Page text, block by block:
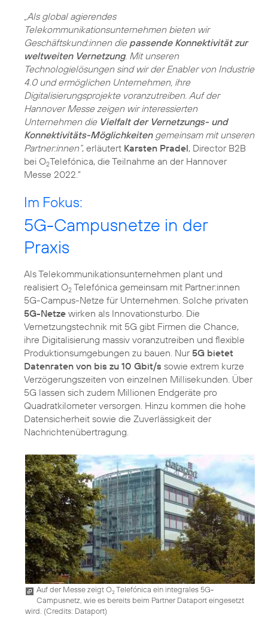
„Als global agierendes
Telekommunikationsunternehmen bieten wir
Geschäftskund:innen die passende Konnektivität zur
weltweiten Vernetzung. Mit unseren
Technologielösungen sind wir der Enabler von Industrie
4.0 und ermöglichen Unternehmen, ihre
Digitalisierungsprojekte voranzutreiben. Auf der
Hannover Messe zeigen wir interessierten
Unternehmen die Vielfalt der Vernetzungs- und
Konnektivitäts-Möglichkeitengemeinsam mit unseren
Partner:innen“, erläutert Karsten Pradel, Director B2B
bei O2Telefónica, die Teilnahme an der Hannover
Messe 2022.”
Im Fokus:
5G-Campusnetze in der
Praxis
Als Telekommunikationsunternehmen plant und
realisiert O2 Telefónica gemeinsam mit Partner:innen
5G-Campus-Netze für Unternehmen. Solche privaten
5G-Netze wirken als Innovationsturbo. Die
Vernetzungstechnik mit 5G gibt Firmen die Chance,
ihre Digitalisierung massiv voranzutreiben und flexible
Produktionsumgebungen zu bauen. Nur5G bietet
Datenraten von bis zu 10 Gbit/s sowie extrem kurze
Verzögerungszeiten von einzelnen Millisekunden. Über
5G lassen sich zudem Millionen Endgeräte pro
Quadratkilometer versorgen. Hinzu kommen die hohe
Datensicherheit sowie die Zuverlässigkeit der
Nachrichtenübertragung.
Auf der Messe zeigt O2Telefónica ein integrales 5G-
Campusnetz, wie es bereits beim Partner Dataport eingesetzt
wird. (Credits: Dataport)